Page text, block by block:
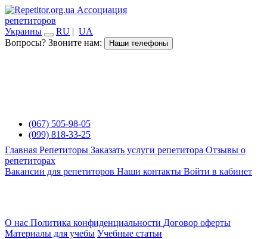
Ассоциация
репетиторов
Украины
RU | UA
Вопросы? Звоните нам:
Наши телефоны
(067) 505-98-05
(099) 818-33-25
Главная Репетиторы Заказать услуги репетитора Отзывы о
репетиторах
Вакансии для репетиторов Наши контакты Войти в кабинет
О нас Политика конфиденциальности Договор оферты
Материалы для учебы Учебные статьи